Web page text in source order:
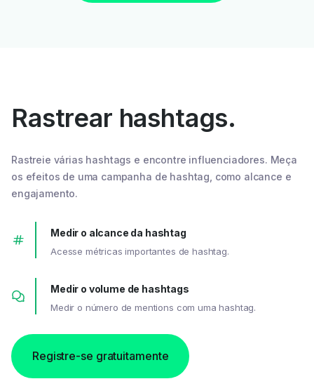
Rastrear hashtags.
Rastreie várias hashtags e encontre influenciadores. Meça
os efeitos de uma campanha de hashtag, como alcance e
engajamento.
Medir o alcance da hashtag
Acesse métricas importantes de hashtag.
Medir o volume de hashtags
Medir o número de mentions com uma hashtag.
Registre-se gratuitamente